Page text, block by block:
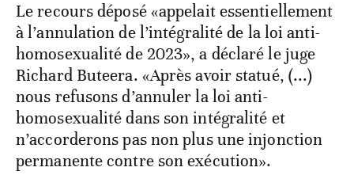
Le recours déposé «appelait essentiellement
à l’annulation de l’intégralité de la loi anti-
homosexualité de 2023», a déclaré le juge
Richard Buteera. «Après avoir statué, (...)
nous refusons d’annuler la loi anti-
homosexualité dans son intégralité et
n’accorderons pas non plus une injonction
permanente contre son exécution».